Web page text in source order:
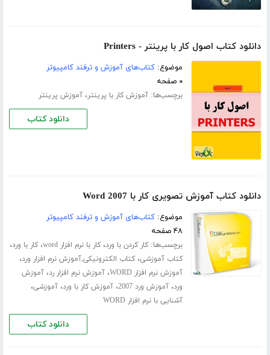
دانلود کتاب اصول کار با پرینتر - Printers
موضوع:کتاب‌های آموزش و ترفند کامپیوتر
۰ صفحه
برچسب‌ها:آموزش کار با پرینتر،آموزش پرینتر
دانلود کتاب
دانلود کتاب آموزش تصویری کار با Word 2007
موضوع:کتاب‌های آموزش و ترفند کامپیوتر
۴۸ صفحه
برچسب‌ها:کار کردن با ورد،کار با نرم افزار word ،کار با ورد،
کتاب آموزشی،کتاب الکترونیکی,آموزش نرم افزار ورد،
آموزش نرم افزار WORD ،آموزش نرم افزار رد،آموزش
ورد،آموزش ورد 2007 ،آموزش کار با ورد،آموزشی،
آشنایی با نرم افزار WORD
دانلود کتاب